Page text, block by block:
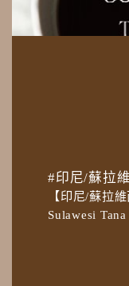
#印尼/蘇拉
【印尼/蘇拉
Sulawesi